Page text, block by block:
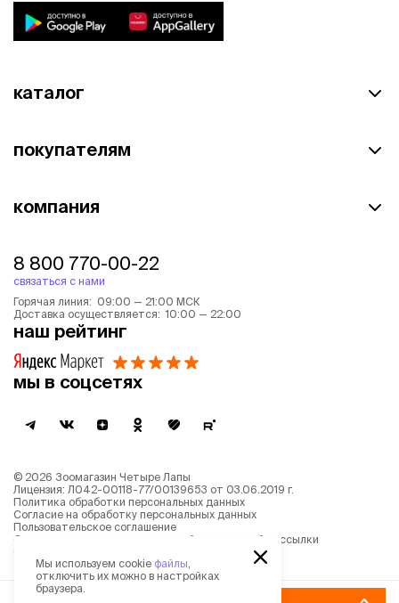
каталог
покупателям
компания
8 800 770-00-22
связаться с нами
Горячая линия: 09:00 — 21:00 МСК
Доставка осуществляется: 10:00 — 22:00
наш рейтинг
мы в соцсетях
© 2026 Зоомагазин Четыре Лапы
Лицензия: Л042-00118-77/00139653 от 03.06.2019 г.
Политика обработки персональных данных
Согласие на обработку персональных данных
Пользовательское соглашение
Согласие на получение новостной и рекламной рассылки
Описание рекомендательных алгоритмов
Мы используем cookie файлы
отключить их можно в настройках
браузера.